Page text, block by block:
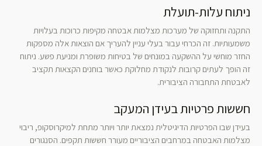
ניתוח עלות-תועלת
התקנה ותחזוקה של מערכות מצלמות אבטחה מקיפות כרוכות בעלויות
משמעותיות. זה הכרחי עבור בעלי עניין להעריך אם הוצאות אלה מספקות
החזר מוחשי על ההשקעה במונחים של בטיחות משופרת ומניעת פשע. ניתוח
זה הופך לעתים קרובות לנקודת מחלוקת כאשר בוחנים הקצאות תקציב
לאבטחת התחבורה הציבורית.
חששות פרטיות בעידן המעקב
בעידן שבו הפרטיות הדיגיטלית נמצאת יותר ויותר מתחת למיקרוסקופ, ריבוי
מצלמות האבטחה במרחבים הציבוריים מעורר חששות תקפים. הסנגורים